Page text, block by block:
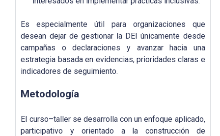
Es especialmente útil para organizaciones que
desean dejar de gestionar la DEI únicamente desde
campañas o declaraciones y avanzar hacia una
estrategia basada en evidencias, prioridades claras e
indicadores de seguimiento.
Metodología
El curso–taller se desarrolla con un enfoque aplicado,
participativo y orientado a la construcción de